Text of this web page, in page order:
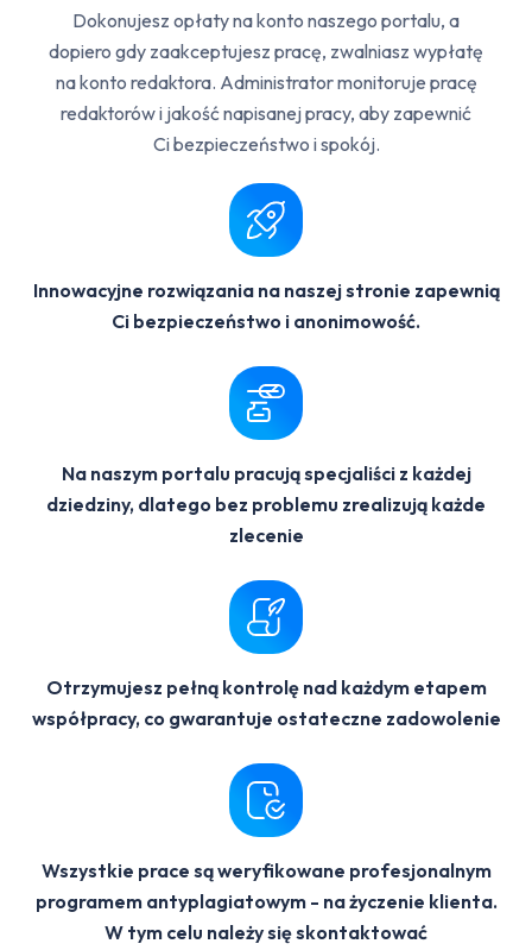
Dokonujesz opłaty na konto naszego portalu, a
dopiero gdy zaakceptujesz pracę, zwalniasz wypłatę
na konto redaktora. Administrator monitoruje pracę
redaktorów i jakość napisanej pracy, aby zapewnić
Ci bezpieczeństwo i spokój.
Innowacyjne rozwiązania na naszej stronie zapewnią
Ci bezpieczeństwo i anonimowość.
Na naszym portalu pracują specjaliści z każdej
dziedziny, dlatego bez problemu zrealizują każde
zlecenie
Otrzymujesz pełną kontrolę nad każdym etapem
współpracy, co gwarantuje ostateczne zadowolenie
Wszystkie prace są weryfikowane profesjonalnym
programem antyplagiatowym - na życzenie klienta.
W tym celu należy się skontaktować